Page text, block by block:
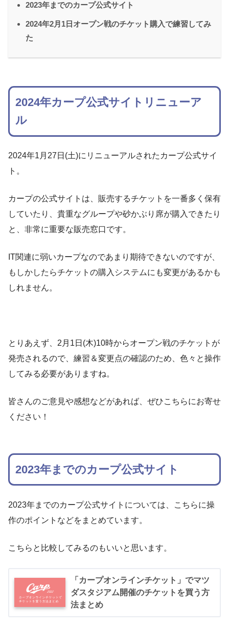
2023年までのカープ公式サイト
2024年2月1日オープン戦のチケット購入で練習してみ
た
2024年カープ公式サイトリニューア
ル
2024年1月27日(土)にリニューアルされたカープ公式サイ
ト。
カープの公式サイトは、販売するチケットを一番多く保有
していたり、貴重なグループや砂かぶり席が購入できたり
と、非常に重要な販売窓口です。
IT関連に弱いカープなのであまり期待できないのですが、
もしかしたらチケットの購入システムにも変更があるかも
しれません。
とりあえず、2月1日(木)10時からオープン戦のチケットが
発売されるので、練習＆変更点の確認のため、色々と操作
してみる必要がありますね。
皆さんのご意見や感想などがあれば、ぜひこちらにお寄せ
ください！
2023年までのカープ公式サイト
2023年までのカープ公式サイトについては、こちらに操
作のポイントなどをまとめています。
こちらと比較してみるのもいいと思います。
「カープオンラインチケット」でマツ
ダスタジアム開催のチケットを買う方
法まとめ